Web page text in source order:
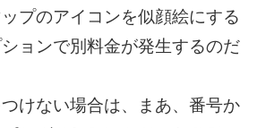
プのアイコンを似顔絵にする
ョンで別料金が発生するのだ
けない場合は、まあ、番号か